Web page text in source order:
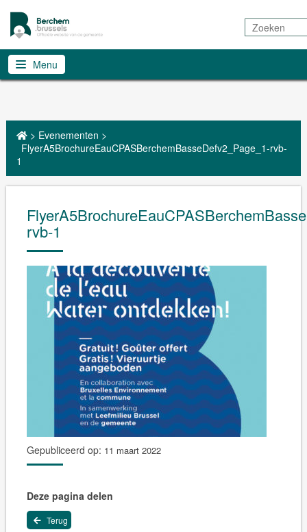
Zoeken
Menu
> Evenementen >
FlyerA5BrochureEauCPASBerchemBasseDefv2_Page_1-rvb-
1
rvb-1
Gepubliceerd op: 11 maart 2022
Deze pagina delen
Terug